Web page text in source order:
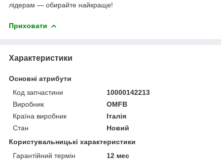
лідерам — обирайте найкраще!
Приховати
Характеристики
Основні атрибути
Код запчастини
10000142213
Виробник
OMFB
Країна виробник
Італія
Стан
Новий
Користувальницькі характеристики
Гарантійний термін
12 мес